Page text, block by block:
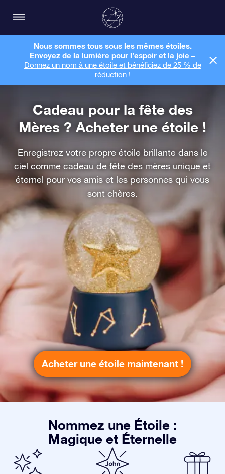
Nous sommes tous sous les mêmes étoiles.
Envoyez de la lumière pour l’espoir et la joie –
Donnez un nom à une étoile et bénéficiez de 25 % de
réduction !
Cadeau pour la fête des
Mères ? Acheter une étoile !
Enregistrez votre propre étoile brillante dans le
ciel comme cadeau de fête des mères unique et
éternel pour vos amis et les personnes qui vous
sont chères.
Acheter une étoile maintenant !
Nommez une Étoile :
Magique et Éternelle